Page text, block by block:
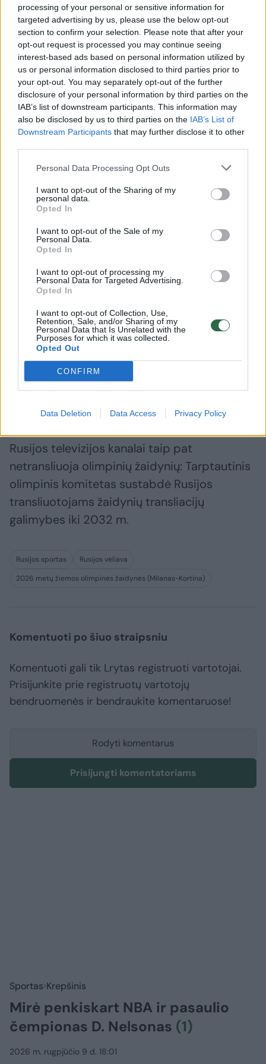
processing of your personal or sensitive information for
targeted advertising by us, please use the below opt-out
section to confirm your selection. Please note that after your
opt-out request is processed you may continue seeing
interest-based ads based on personal information utilized by
us or personal information disclosed to third parties prior to
your opt-out. You may separately opt-out of the further
disclosure of your personal information by third parties on the
IAB’s list of downstream participants. This information may
also be disclosed by us to third parties on the IAB’s List of
Downstream Participants that may further disclose it to other
Personal Data Processing Opt Outs
I want to opt-out of the Sharing of my
personal data.
Opted In
I want to opt-out of the Sale of my
Personal Data.
Opted In
I want to opt-out of processing my
Personal Data for Targeted Advertising.
Opted In
I want to opt-out of Collection, Use,
Retention, Sale, and/or Sharing of my
Personal Data that Is Unrelated with the
Purposes for which it was collected.
Opted Out
CONFIRM
Data Deletion Data Access Privacy Policy
tinkluose – siuntėme jas į privačius kanalus ir
nesitikėjome, kad tai sukels tokį ažiotažą.“
Daugiau nuotraukų (4)
Per žaidynių atidarymo ceremoniją rusai rodė
draudžiamą savo vėliavą
taisykles, olimpinių žaidynių teritorijose
draudžiama demonstruoti Rusijos
nacionalinius simbolius. Rusijai žaidynėse
atstovauja 13 neutralių sportininkų be savo
valstybės vėliavos ir himno, jie nedalyvavo
atidarymo ceremonijoje.
Rusijos televizijos kanalai taip pat
netransliuoja olimpinių žaidynių: Tarptautinis
olimpinis komitetas sustabdė Rusijos
transliuotojams žaidynių transliacijų
galimybes iki 2032 m.
Rusijos sportas
Rusijos vėliava
2026 metų žiemos olimpinės žaidynės (Milanas-Kortina)
Komentuoti po šiuo straipsniu
Komentuoti gali tik Lrytas registruoti vartotojai.
Prisijunkite prie registruotų vartotojų
bendruomenės ir bendraukite komentaruose!
Rodyti komentarus
Prisijungti komentatoriams
Sportas Krepšinis
Mirė penkiskart NBA ir pasaulio
čempionas D. Nelsonas (1)
2026 m. rugpjūčio 9 d. 18:01